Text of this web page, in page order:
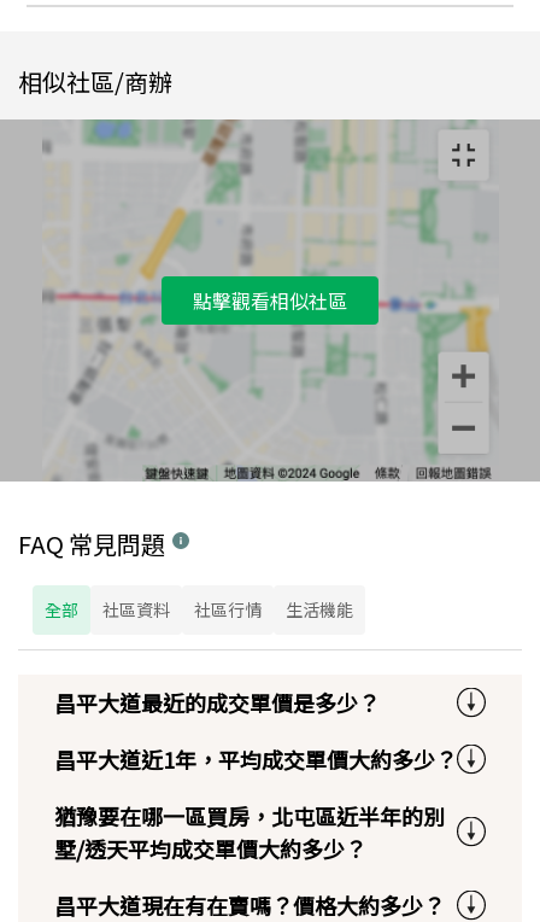
相似社區/商辦
點擊觀看相似社區
FAQ 常見問題
全部 社區資料 社區行情 生活機能
昌平大道最近的成交單價是多少？
昌平大道近1年，平均成交單價大約多少？
猶豫要在哪一區買房，北屯區近半年的別
墅/透天平均成交單價大約多少？
昌平大道現在有在賣嗎？價格大約多少？